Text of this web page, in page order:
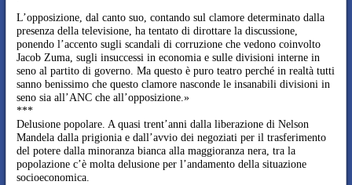
L’opposizione, dal canto suo, contando sul clamore determinato dalla
presenza della televisione, ha tentato di dirottare la discussione,
ponendo l’accento sugli scandali di corruzione che vedono coinvolto
Jacob Zuma, sugli insuccessi in economia e sulle divisioni interne in
seno al partito di governo. Ma questo è puro teatro perché in realtà tutti
sanno benissimo che questo clamore nasconde le insanabili divisioni in
seno sia all’ANC che all’opposizione.»
***
Delusione popolare. A quasi trent’anni dalla liberazione di Nelson
Mandela dalla prigionia e dall’avvio dei negoziati per il trasferimento
del potere dalla minoranza bianca alla maggioranza nera, tra la
popolazione c’è molta delusione per l’andamento della situazione
socioeconomica.